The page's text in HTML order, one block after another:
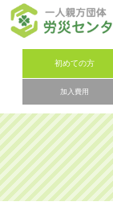
初めての方
加入費用